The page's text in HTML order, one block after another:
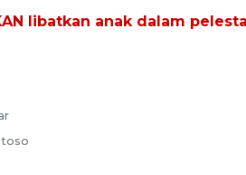
libatkan anak dalam